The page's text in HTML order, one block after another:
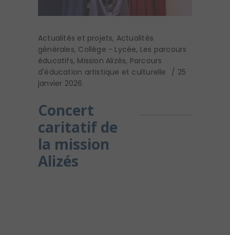
Actualités et projets, Actualités
générales, Collège - Lycée, Les parcours
éducatifs, Mission Alizés, Parcours
d'éducation artistique et culturelle
25
janvier 2026
Concert
caritatif de
la mission
Alizés